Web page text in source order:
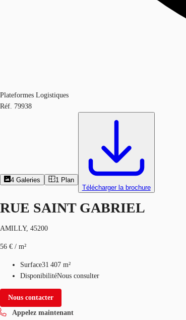
Plateformes Logistiques
Réf. 79938
4 Galeries 1 Plan
Télécharger la brochure
RUE SAINT GABRIEL
AMILLY, 45200
56 € / m²
Surface31 407 m²
DisponibilitéNous consulter
Nous contacter
Appelez maintenant